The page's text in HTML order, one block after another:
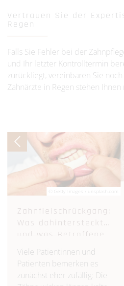
Vertrauen Sie der
Regen
Falls Sie Fehler bei der
und Ihr letzter Kontrolltermin
zurückliegt, vereinbaren Sie
Zahnärzte in Regen stehen Ihnen
© Getty Images / unsplash.com
Zahnfleischrückgang:
Was dahintersteckt
und was Betroffene
tun können
Viele Patientinnen und
Patienten bemerken es
zunächst eher zufällig: Die